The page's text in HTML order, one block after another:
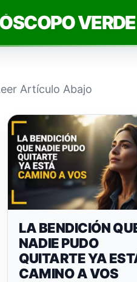
VERDE
Artículo Abajo
LA BENDICIÓN
NADIE PUDO
QUITARTE YA
CAMINO A VOS